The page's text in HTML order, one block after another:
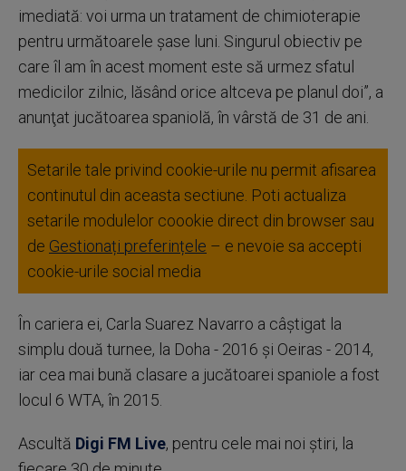
imediată: voi urma un tratament de chimioterapie
pentru următoarele şase luni. Singurul obiectiv pe
care îl am în acest moment este să urmez sfatul
medicilor zilnic, lăsând orice altceva pe planul doi”, a
anunţat jucătoarea spaniolă, în vârstă de 31 de ani.
Setarile tale privind cookie-urile nu permit afisarea
continutul din aceasta sectiune. Poti actualiza
setarile modulelor coookie direct din browser sau
de Gestionați preferințele – e nevoie sa accepti
cookie-urile social media
În cariera ei, Carla Suarez Navarro a câştigat la
simplu două turnee, la Doha - 2016 şi Oeiras - 2014,
iar cea mai bună clasare a jucătoarei spaniole a fost
locul 6 WTA, în 2015.
Ascultă Digi FM Live, pentru cele mai noi știri, la